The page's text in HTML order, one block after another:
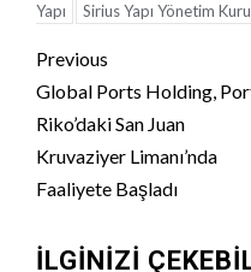
Yapı
Sirius Yapı Yönetim
Continue
Reading
Previous
Global Ports Holding,
Riko’daki San Juan
Kruvaziyer Limanı’nda
Faaliyete Başladı
İLGINIZI